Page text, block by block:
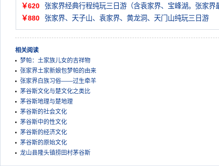
￥620
张家界经典行程纯玩三日游（含袁家界、宝峰湖。张家界
￥880
张家界、天子山、袁家界、黄龙洞、天门山纯玩三日游
相关阅读
梦帕：土家族儿女的吉祥物
张家界土家新娘包梦帕的由来
张家界白族习俗——过生牵羊
茅谷斯文化与楚文化之类比
茅谷斯地理与楚地理
茅谷斯的社会文化
茅谷斯中的性文化
茅谷斯的经济文化
茅谷斯的原始文化
龙山县隆头镇捞田村茅谷斯